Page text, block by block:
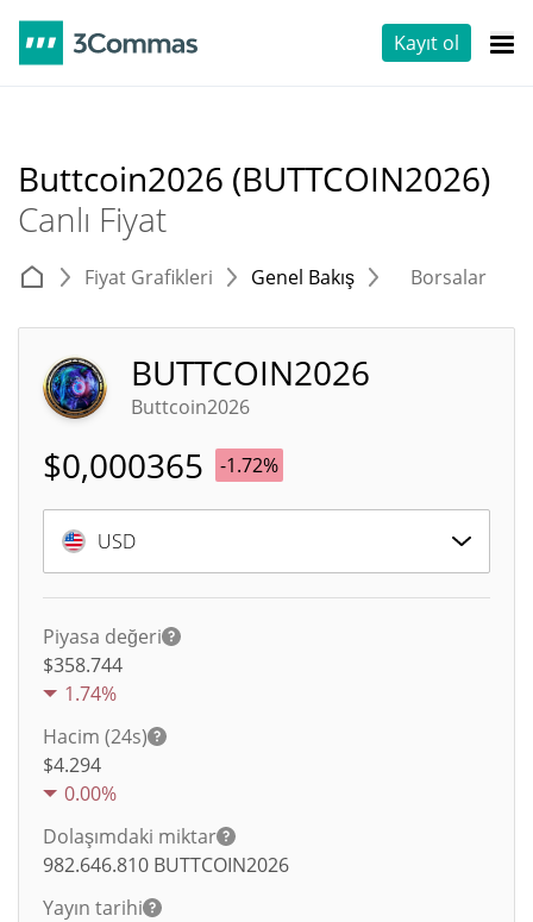
Kayıt ol
Buttcoin2026 (BUTTCOIN2026)
Canlı Fiyat
Fiyat Grafikleri Genel Bakış Borsalar
BUTTCOIN2026
Buttcoin2026
$0,000365 -1.72%
USD
Piyasa değeri
$358.744
1.74%
Hacim (24s)
$4.294
0.00%
Dolaşımdaki miktar
982.646.810 BUTTCOIN2026
Yayın tarihi